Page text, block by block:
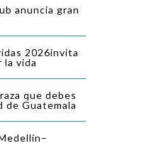
anuncia gran
2026invita
la vida
que debes
de Guatemala